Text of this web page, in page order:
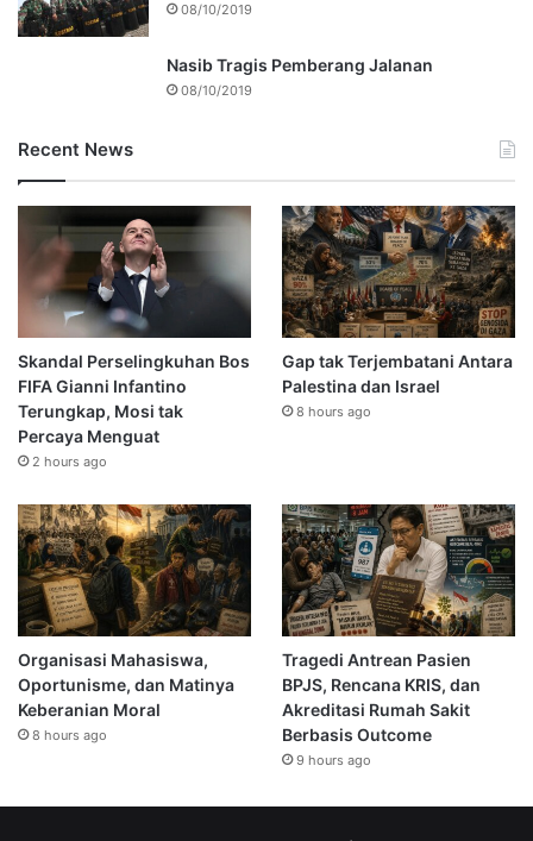
08/10/2019
Nasib Tragis Pemberang Jalanan
08/10/2019
Recent News
Skandal Perselingkuhan Bos
FIFA Gianni Infantino
Terungkap, Mosi tak
Percaya Menguat
2 hours ago
Gap tak Terjembatani Antara
Palestina dan Israel
8 hours ago
Organisasi Mahasiswa,
Oportunisme, dan Matinya
Keberanian Moral
8 hours ago
Tragedi Antrean Pasien
BPJS, Rencana KRIS, dan
Akreditasi Rumah Sakit
Berbasis Outcome
9 hours ago